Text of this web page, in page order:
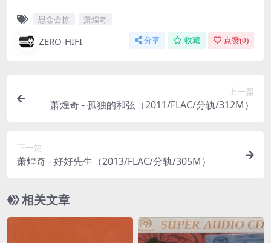
思念会惊 萧煌奇
ZERO-HIFI 分享 收藏 点赞(0)
上一篇
萧煌奇 - 孤独的和弦（2011/FLAC/分轨/312M）
下一篇
萧煌奇 - 好好先生（2013/FLAC/分轨/305M）
相关文章